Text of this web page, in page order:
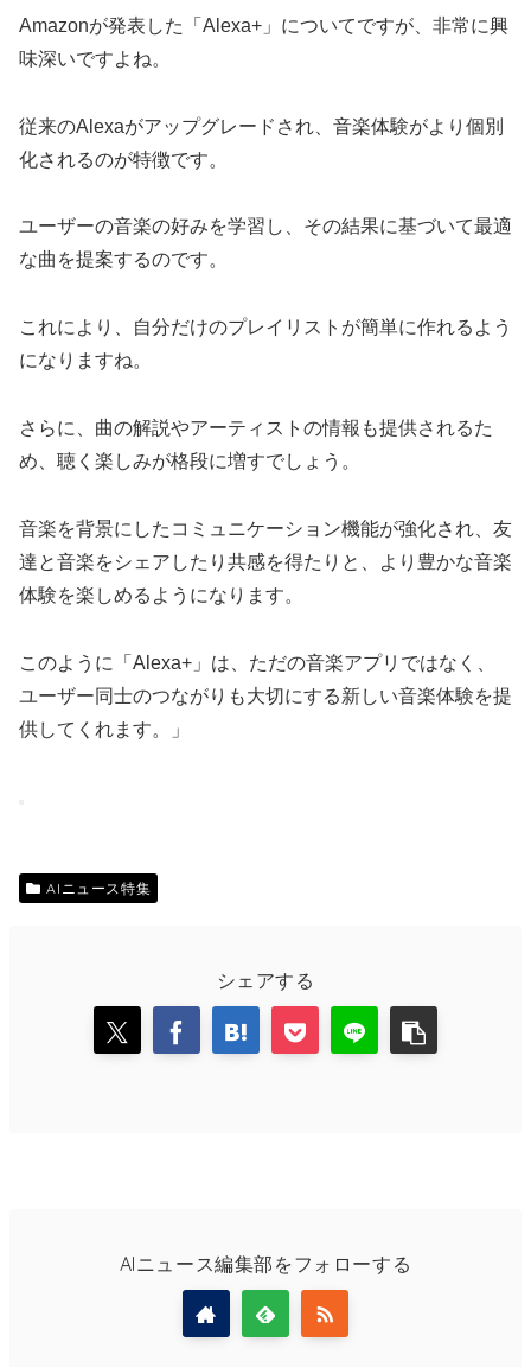
Amazonが発表した「Alexa+」についてですが、非常に興
味深いですよね。
従来のAlexaがアップグレードされ、音楽体験がより個別
化されるのが特徴です。
ユーザーの音楽の好みを学習し、その結果に基づいて最適
な曲を提案するのです。
これにより、自分だけのプレイリストが簡単に作れるよう
になりますね。
さらに、曲の解説やアーティストの情報も提供されるた
め、聴く楽しみが格段に増すでしょう。
音楽を背景にしたコミュニケーション機能が強化され、友
達と音楽をシェアしたり共感を得たりと、より豊かな音楽
体験を楽しめるようになります。
このように「Alexa+」は、ただの音楽アプリではなく、
ユーザー同士のつながりも大切にする新しい音楽体験を提
供してくれます。」
AIニュース特集
シェアする
AIニュース編集部をフォローする